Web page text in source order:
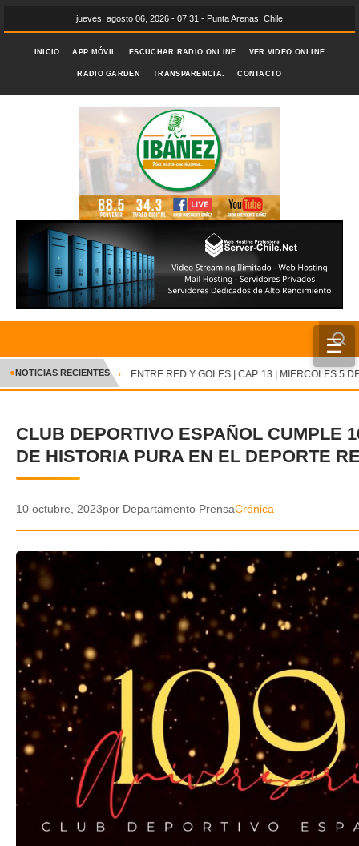
jueves, agosto 06, 2026 - 07:31 - Punta Arenas, Chile
INICIO APP MÓVIL ESCUCHAR RADIO ONLINE VER VIDEO ONLINE
RADIO GARDEN TRANSPARENCIA. CONTACTO
☰
INICIO
CRÓNICA
DEPORTES
POLICIAL
AUDIOS
VIDEOS
GALERIA DE FOTOS
APP MÓVIL
TRANSPARENCIA
✕
●NOTICIAS RECIENTES ENTRE RED Y GOLES | CAP. 13 | MIERCOLES 5 DE
CLUB DEPORTIVO ESPAÑOL CUMPLE
DE HISTORIA PURA EN EL DEPORTE
10 octubre, 2023por Departamento PrensaCrónica